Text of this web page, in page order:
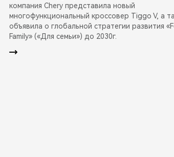
компания Chery представила новый
многофункциональный кроссовер Tiggo V, а
объявила о глобальной стратегии развития
Family» («Для семьи») до 2030г.